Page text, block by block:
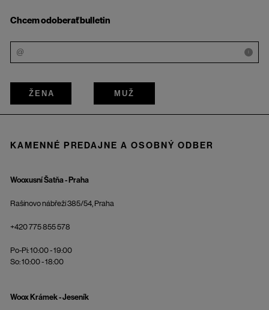
Chcem odoberať bulletin
i
ŽENA MUŽ
KAMENNÉ PREDAJNE A OSOBNÝ ODBER
Wooxusní Šatňa - Praha
Rašínovo nábřeží 385/54, Praha
+420 775 855 578
Po-Pi: 10:00 - 19:00
So: 10:00 - 18:00
Woox Krámek - Jeseník